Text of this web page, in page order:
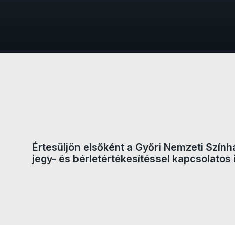
Értesüljön elsőként a Győri Nemzeti
jegy- és bérletértékesítéssel